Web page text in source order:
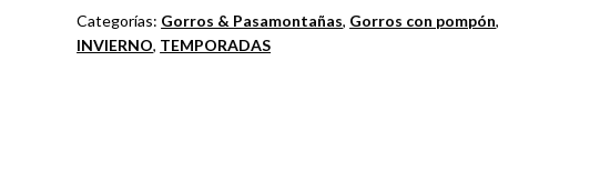
A
cantidad
Categorías: Gorros & Pasamontañas, Gorros con pompón,
INVIERNO, TEMPORADAS